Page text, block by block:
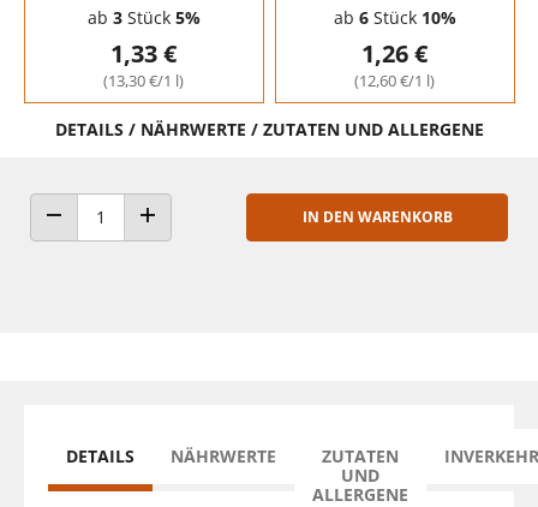
ab 3Stück 5%
1,33 €
(13,30 €/1 l)
ab 6Stück 10%
1,26 €
(12,60 €/1 l)
DETAILS / NÄHRWERTE / ZUTATEN UND ALLERGENE
ANZAHL VERRINGERNANZAHL ERHÖHEN
IN DEN WARENKORB
DETAILS NÄHRWERTE
ZUTATEN
UND
ALLERGENE